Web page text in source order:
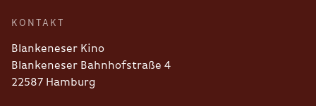
KONTAKT
Blankeneser Kino
Blankeneser Bahnhofstraße 4
22587 Hamburg